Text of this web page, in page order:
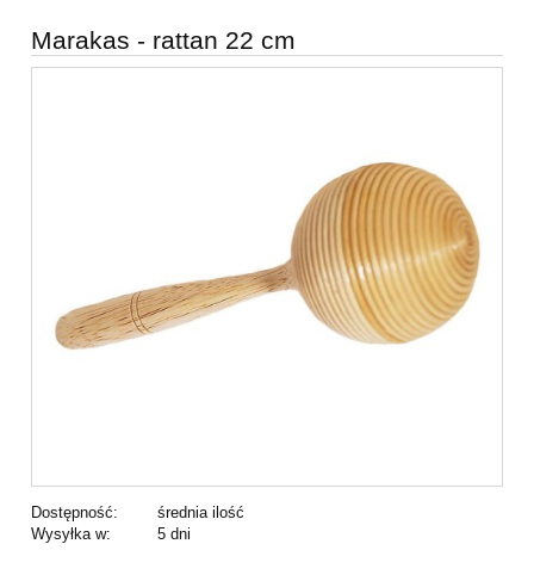
Marakas - rattan 22 cm
Dostępność:
średnia ilość
Wysyłka w:
5 dni